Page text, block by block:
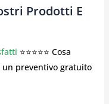
Prodotti E
⭐⭐⭐⭐⭐ Cosa
un preventivo gratuito